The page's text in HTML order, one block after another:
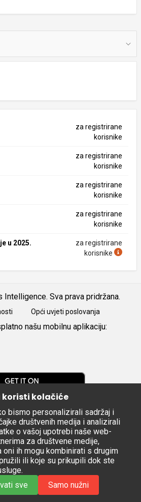
za registrirane
korisnike
za registrirane
korisnike
za registrirane
korisnike
za registrirane
korisnike
u 2025.
za registrirane
korisnike
Sva prava pridržana.
Opći uvjeti poslovanja
našu mobilnu aplikaciju:
kolačiće
bismo personalizirali sadržaj i
društvenih medija i analizirali
o vašoj upotrebi naše web-
za društvene medije,
oni ih mogu kombinirati s drugim
ili koje su prikupili dok ste
sve Samo nužni